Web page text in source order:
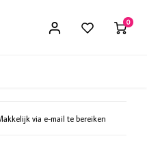
0
via e-mail te bereiken